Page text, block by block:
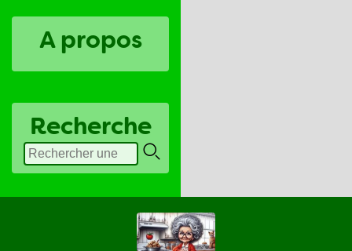
A propos
Recherche